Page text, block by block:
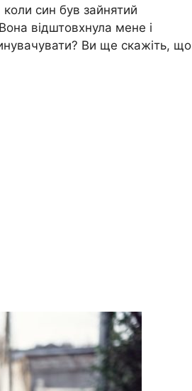
син був зайнятий
відштовхнула мене і
Ви ще скажіть, що